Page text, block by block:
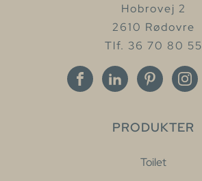
Hobrovej 2
2610 Rødovre
Tlf. 36 70 80 55
PRODUKTER
Toilet